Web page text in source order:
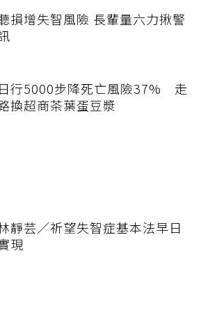
損增失智風險 長輩量六力揪警
日行5000步降死亡風險37% 走
換超商茶葉蛋豆漿
靜芸／祈望失智症基本法早日
現